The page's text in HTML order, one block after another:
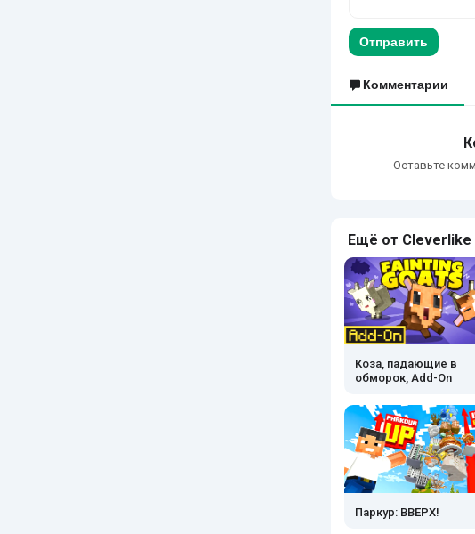
Отправить
Комментарии
Оставьте
Ещё от Cleverlike
Коза, падающие в
обморок, Add-On
Паркур: ВВЕРХ!